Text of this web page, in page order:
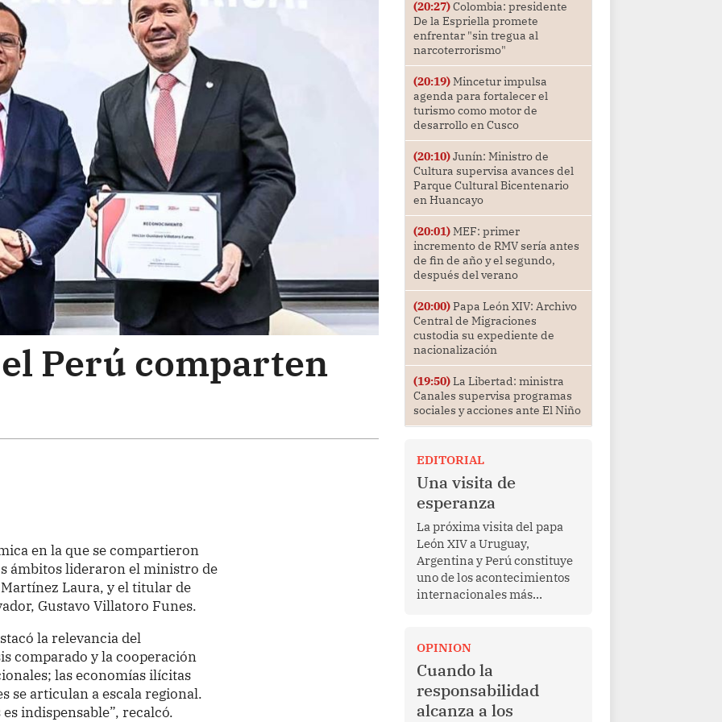
Perú comparten
en la que se compartieron
ámbitos lideraron el ministro de
Laura, y el titular de
Gustavo Villatoro Funes.
la relevancia del
comparado y la cooperación
las economías ilícitas
se articulan a escala regional.
indispensable”, recalcó.
(20:27)Colombia: presidente
De la Espriella promete
enfrentar "sin tregua al
narcoterrorismo"
(20:19)Mincetur impulsa
agenda para fortalecer el
turismo como motor de
desarrollo en Cusco
(20:10)Junín: Ministro de
Cultura supervisa avances del
Parque Cultural Bicentenario
en Huancayo
(20:01)MEF: primer
incremento de RMV sería antes
de fin de año y el segundo,
después del verano
(20:00)Papa León XIV: Archivo
Central de Migraciones
custodia su expediente de
nacionalización
(19:50)La Libertad: ministra
Canales supervisa programas
sociales y acciones ante El Niño
EDITORIAL
Una visita de
esperanza
La próxima visita del papa
León XIV a Uruguay,
Argentina y Perú constituye
uno de los acontecimientos
internacionales más
Más allá de su dimensión
religiosa, esta gira
representa una oportunidad
para reafirmar el valor del
diálogo, fortalecer los
OPINION
Cuando la
responsabilidad
alcanza a los